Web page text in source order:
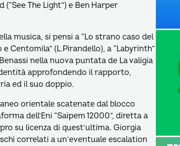
The Light”) e Ben Harper
musica, si pensi a “Lo strano caso del
Centomila” (L.Pirandello), a “Labyrinth”
nella nuova puntata de La valigia
approfondendo il rapporto,
ed il suo doppio.
orientale scatenate dal blocco
dell’Eni “Saipem 12000”, diretta a
su licenza di quest’ultima. Giorgia
correlati a un’eventuale escalation